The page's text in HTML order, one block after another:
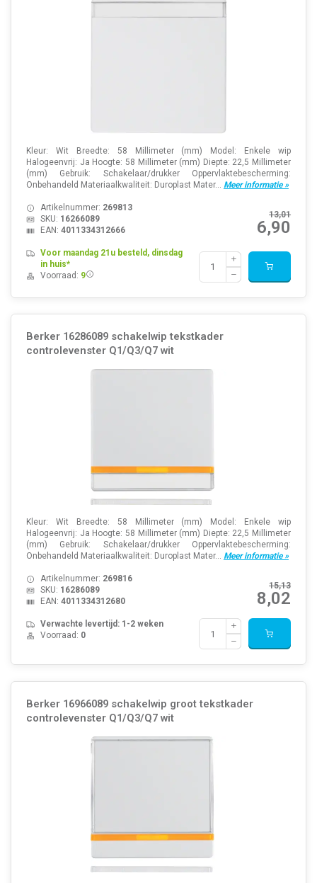
Kleur: Wit Breedte: 58 Millimeter (mm) Model: Enkele wip
Halogeenvrij: Ja Hoogte: 58 Millimeter (mm) Diepte: 22,5 Millimeter
(mm) Gebruik: Schakelaar/drukker Oppervlaktebescherming:
Onbehandeld Materiaalkwaliteit: Duroplast Mater... Meer informatie »
13,01
6,90
Artikelnummer: 269813
SKU: 16266089
EAN: 4011334312666
Voor maandag 21u besteld, dinsdag
in huis*
Voorraad: 9
Berker 16286089 schakelwip tekstkader
controlevenster Q1/Q3/Q7 wit
Kleur: Wit Breedte: 58 Millimeter (mm) Model: Enkele wip
Halogeenvrij: Ja Hoogte: 58 Millimeter (mm) Diepte: 22,5 Millimeter
(mm) Gebruik: Schakelaar/drukker Oppervlaktebescherming:
Onbehandeld Materiaalkwaliteit: Duroplast Mater... Meer informatie »
15,13
8,02
Artikelnummer: 269816
SKU: 16286089
EAN: 4011334312680
Verwachte levertijd: 1-2 weken
Voorraad: 0
Berker 16966089 schakelwip groot tekstkader
controlevenster Q1/Q3/Q7 wit